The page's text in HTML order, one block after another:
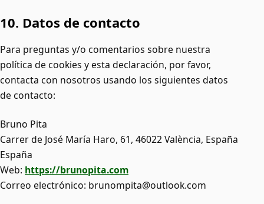
10. Datos de contacto
Para preguntas y/o comentarios sobre nuestra
política de cookies y esta declaración, por favor,
contacta con nosotros usando los siguientes datos
de contacto:
Bruno Pita
Carrer de José María Haro, 61, 46022 València, España
España
Web: https://brunopita.com
Correo electrónico: brunompita@outlook.com